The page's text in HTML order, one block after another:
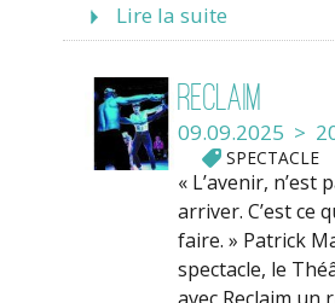
Lire la suite
Reclaim
09.09.2025 >
SPECTACLE
« L’avenir, n’est
arriver. C’est ce
faire. » Patrick
spectacle, le